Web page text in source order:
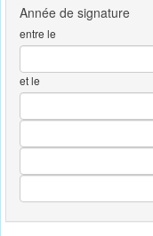
entre le
et le